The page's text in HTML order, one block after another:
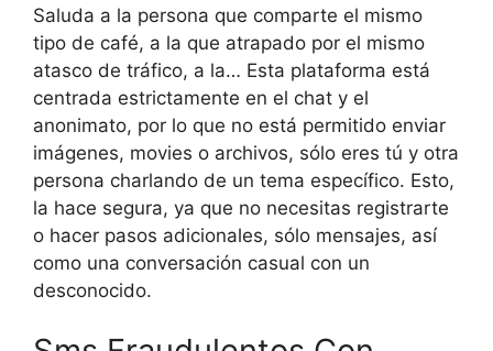
Saluda a la persona que comparte el mismo
tipo de café, a la que atrapado por el mismo
atasco de tráfico, a la… Esta plataforma está
centrada estrictamente en el chat y el
anonimato, por lo que no está permitido enviar
imágenes, movies o archivos, sólo eres tú y otra
persona charlando de un tema específico. Esto,
la hace segura, ya que no necesitas registrarte
o hacer pasos adicionales, sólo mensajes, así
como una conversación casual con un
desconocido.